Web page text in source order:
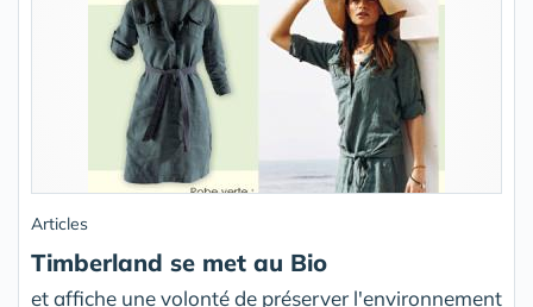
Articles
Timberland se met au Bio
et affiche une volonté de préserver l'environnement